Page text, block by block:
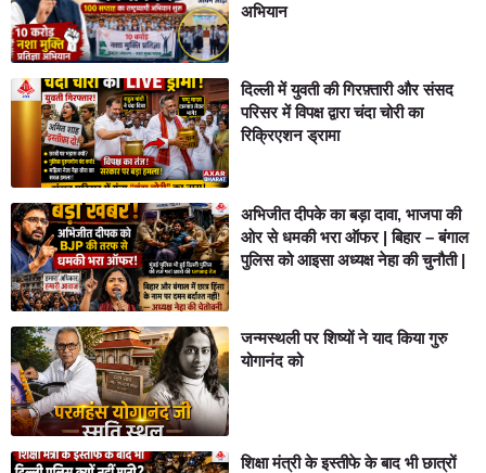
अभियान
दिल्ली में युवती की गिरफ़्तारी और संसद
परिसर में विपक्ष द्वारा चंदा चोरी का
रिक्रिएशन ड्रामा
अभिजीत दीपके का बड़ा दावा, भाजपा की
ओर से धमकी भरा ऑफर | बिहार – बंगाल
पुलिस को आइसा अध्यक्ष नेहा की चुनौती |
जन्मस्थली पर शिष्यों ने याद किया गुरु
योगानंद को
शिक्षा मंत्री के इस्तीफे के बाद भी छात्रों